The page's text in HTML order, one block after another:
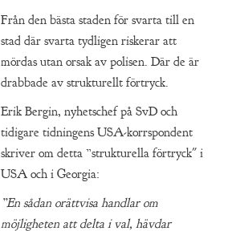
Från den bästa staden för svarta till en
stad där svarta tydligen riskerar att
mördas utan orsak av polisen. Där de är
drabbade av strukturellt förtryck.
Erik Bergin, nyhetschef på SvD och
tidigare tidningens USA-korrspondent
skriver om detta ”strukturella förtryck" i
USA och i Georgia:
”En sådan orättvisa handlar om
möjligheten att delta i val, hävdar